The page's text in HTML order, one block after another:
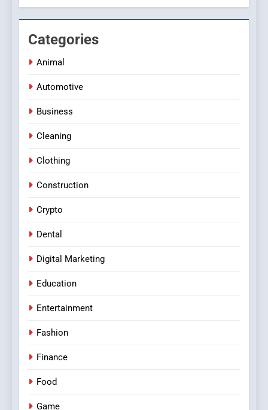
Categories
Animal
Automotive
Business
Cleaning
Clothing
Construction
Crypto
Dental
Digital Marketing
Education
Entertainment
Fashion
Finance
Food
Game